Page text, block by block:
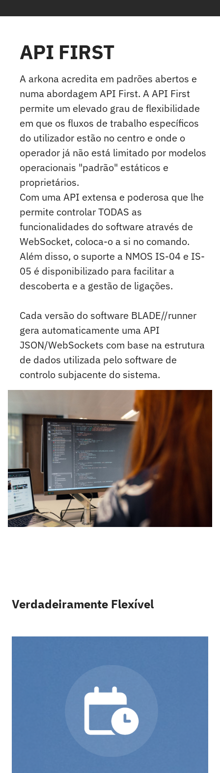
API FIRST
A arkona acredita em padrões abertos e
numa abordagem API First. A API First
permite um elevado grau de flexibilidade
em que os fluxos de trabalho específicos
do utilizador estão no centro e onde o
operador já não está limitado por modelos
operacionais "padrão" estáticos e
proprietários.
Com uma API extensa e poderosa que lhe
permite controlar TODAS as
funcionalidades do software através de
WebSocket, coloca-o a si no comando.
Além disso, o suporte a NMOS IS-04 e IS-
05 é disponibilizado para facilitar a
descoberta e a gestão de ligações.
Cada versão do software BLADE//runner
gera automaticamente uma API
JSON/WebSockets com base na estrutura
de dados utilizada pelo software de
controlo subjacente do sistema.
Verdadeiramente Flexível